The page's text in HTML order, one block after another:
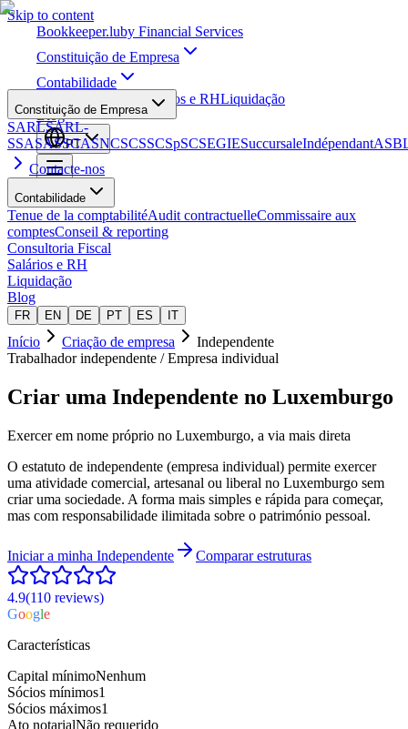
Skip to content
Bookkeeper.luby Financial Services
Constituição de Empresa
Contabilidade
Salários e RHLiquidação
Blog
PT
Constituição de Empresa
SARLSARL-
SSASASSCASNCSCSSCSpSCSEGIESuccursaleIndépendant
Contacte-nos
Contabilidade
Tenue de la comptabilitéAudit contractuelleCommissaire aux
comptesConseil & reporting
Consultoria Fiscal
Salários e RH
Liquidação
Blog
FR EN DE PT ES IT
Início Criação de empresa
Independente
Trabalhador independente / Empresa individual
Criar uma Independente no Luxemburgo
Exercer em nome próprio no Luxemburgo, a via mais direta
O estatuto de independente (empresa individual) permite exercer
uma atividade comercial, artesanal ou liberal no Luxemburgo sem
criar uma sociedade. A forma mais simples e rápida para começar,
mas com responsabilidade ilimitada sobre o património pessoal.
Iniciar a minha Independente Comparar estruturas
4.9(110 reviews)
Google
Características
Capital mínimoNenhum
Sócios mínimos1
Sócios máximos1
Ato notarialNão requerido